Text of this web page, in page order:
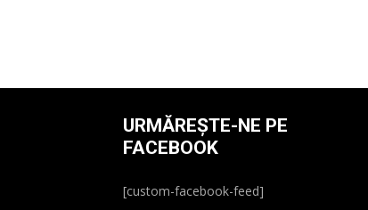
URMĂREȘTE-NE PE
FACEBOOK
[custom-facebook-feed]